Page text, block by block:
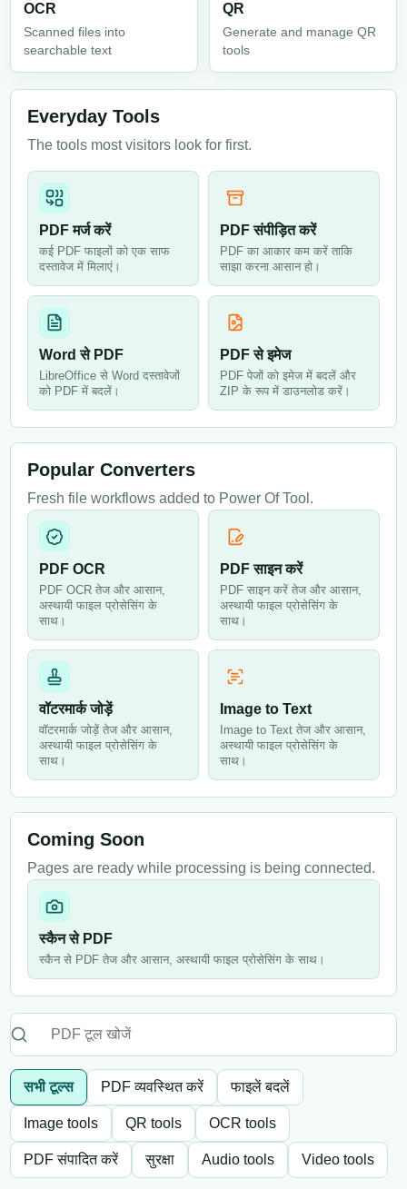
OCR
Scanned files into
searchable text
QR
Generate and manage QR
tools
Everyday Tools
The tools most visitors look for first.
PDF मर्ज करें
कई PDF फाइलों को एक साफ
दस्तावेज में मिलाएं।
PDF संपीड़ित करें
PDF का आकार कम करें ताकि
साझा करना आसान हो।
Word से PDF
LibreOffice से Word दस्तावेजों
को PDF में बदलें।
PDF से इमेज
PDF पेजों को इमेज में बदलें और
ZIP के रूप में डाउनलोड करें।
Popular Converters
Fresh file workflows added to Power Of Tool.
PDF OCR
PDF OCR तेज और आसान,
अस्थायी फाइल प्रोसेसिंग के
साथ।
PDF साइन करें
PDF साइन करें तेज और आसान,
अस्थायी फाइल प्रोसेसिंग के
साथ।
वॉटरमार्क जोड़ें
वॉटरमार्क जोड़ें तेज और आसान,
अस्थायी फाइल प्रोसेसिंग के
साथ।
Image to Text
Image to Text तेज और आसान,
अस्थायी फाइल प्रोसेसिंग के
साथ।
Coming Soon
Pages are ready while processing is being connected.
स्कैन से PDF
स्कैन से PDF तेज और आसान, अस्थायी फाइल प्रोसेसिंग के साथ।
सभी टूल्स PDF व्यवस्थित करें फाइलें बदलें
Image tools QR tools OCR tools
PDF संपादित करें सुरक्षा Audio tools Video tools